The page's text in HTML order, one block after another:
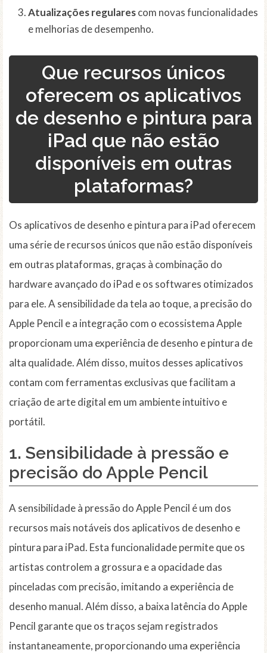
Atualizações regularescom novas funcionalidades
e melhorias de desempenho.
Que recursos únicos
oferecem os aplicativos
de desenho e pintura para
iPad que não estão
disponíveis em outras
plataformas?
Os aplicativos de desenho e pintura para iPad oferecem
uma série de recursos únicos que não estão disponíveis
em outras plataformas, graças à combinação do
hardware avançado do iPad e os softwares otimizados
para ele. A sensibilidade da tela ao toque, a precisão do
Apple Pencil e a integração com o ecossistema Apple
proporcionam uma experiência de desenho e pintura de
alta qualidade. Além disso, muitos desses aplicativos
contam com ferramentas exclusivas que facilitam a
criação de arte digital em um ambiente intuitivo e
portátil.
1. Sensibilidade à pressão e
precisão do Apple Pencil
A sensibilidade à pressão do Apple Pencil é um dos
recursos mais notáveis dos aplicativos de desenho e
pintura para iPad. Esta funcionalidade permite que os
artistas controlem a grossura e a opacidade das
pinceladas com precisão, imitando a experiência de
desenho manual. Além disso, a baixa latência do Apple
Pencil garante que os traços sejam registrados
instantaneamente, proporcionando uma experiência